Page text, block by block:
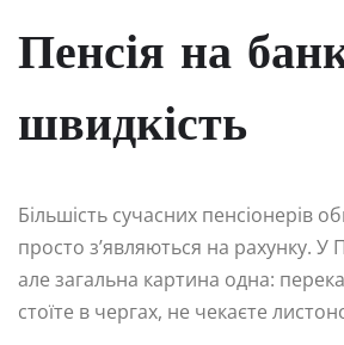
Пенсія на
швидкість
Більшість сучасних пенсіонерів
просто з’являються на рахунку.
але загальна картина одна:
стоїте в чергах, не чекаєте